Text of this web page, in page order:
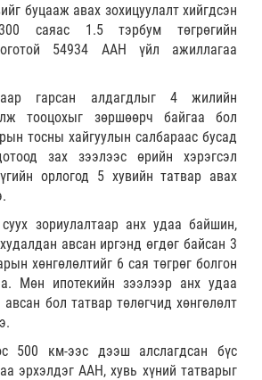
буцааж авах зохицуулалт хийгдсэн
саяас 1.5 тэрбум төгрөгийн
54934 ААН үйл ажиллагаа
гарсан алдагдлыг 4 жилийн
тооцохыг зөршөөрч байгаа бол
тосны хайгуулын салбараас бусад
зах зээлээс өрийн хэрэгсэл
орлогод 5 хувийн татвар авах
зориулалтаар анх удаа байшин,
авсан иргэнд өгдөг байсан 3
хөнгөлөлтийг 6 сая төгрөг болгон
Мөн ипотекийн зээлээр анх удаа
бол татвар төлөгчид хөнгөлөлт
500 км-ээс дээш алслагдсан бүс
эрхэлдэг ААН, хувь хүний татварыг